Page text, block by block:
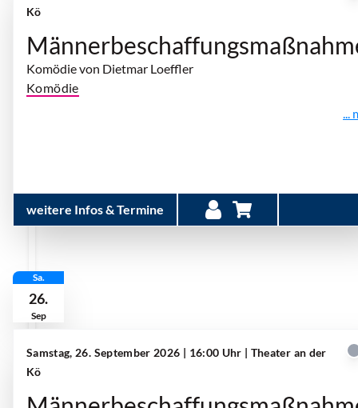
Kö
Komödie von Dietmar Loeffler
Komödie
...
weitere Infos & Termine
Sa.
26.
Sep
Samstag, 26. September 2026 | 16:00 Uhr | Theater an der
Kö